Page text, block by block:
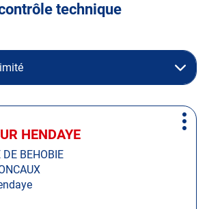
technique
HENDAYE
BEHOBIE
Plus